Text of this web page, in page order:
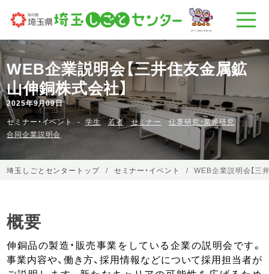
WEB企業説明会【三井住友金属鉱
山伸銅株式会社】
2025年9月09日
セミナー・イベント
学生 若者 セミナー
仕事研究・業界研究
合同企業説明会
埼玉しごとセンタートップ セミナー・イベント WEB企業説明会【三
概要
伸銅品の製造・販売事業をしている企業の説明会です。
事業内容や、働き方、採用情報などについて採用担当者が